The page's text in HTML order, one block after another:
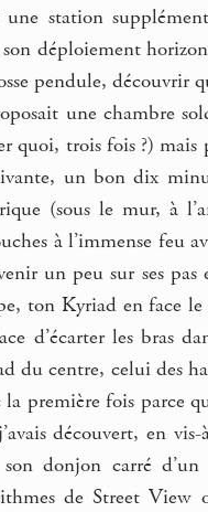
une station
son déploiement
pendule, découvrir
une chambre
quoi, trois fois ?)
un bon dix
(sous le mur, à
à l’immense feu
un peu sur ses
ton Kyriad en face
d’écarter les bras
du centre, celui des
la première fois parce
découvert, en
donjon carré
de Street View